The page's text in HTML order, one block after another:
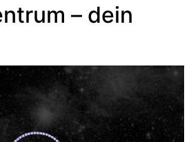
– dein